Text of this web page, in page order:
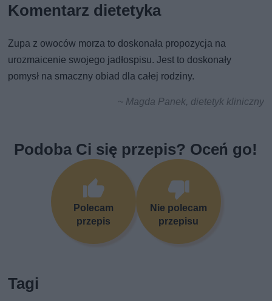
Komentarz dietetyka
Zupa z owoców morza to doskonała propozycja na
urozmaicenie swojego jadłospisu. Jest to doskonały
pomysł na smaczny obiad dla całej rodziny.
~ Magda Panek, dietetyk kliniczny
Podoba Ci się przepis? Oceń go!
Polecam
przepis
Nie polecam
przepisu
Tagi